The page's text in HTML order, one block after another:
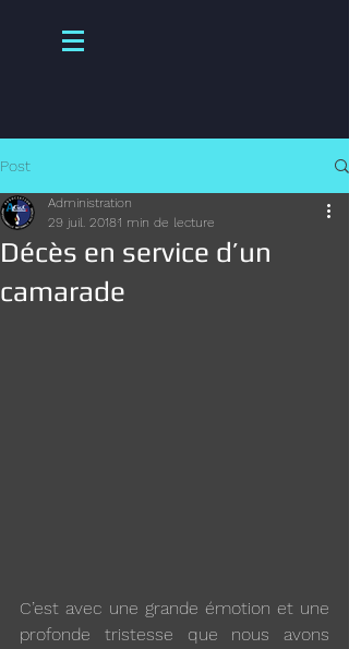
Post
Décès en service d’un
camarade
Administration
29 juil. 20181 min de lecture
C’est avec une grande émotion et une
profonde tristesse que nous avons